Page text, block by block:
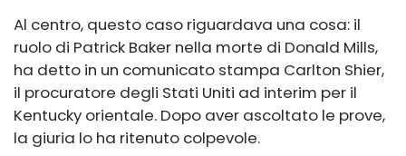
Al centro, questo caso riguardava una cosa: il
ruolo di Patrick Baker nella morte di Donald Mills,
ha detto in un comunicato stampa Carlton Shier,
il procuratore degli Stati Uniti ad interim per il
Kentucky orientale. Dopo aver ascoltato le prove,
la giuria lo ha ritenuto colpevole.